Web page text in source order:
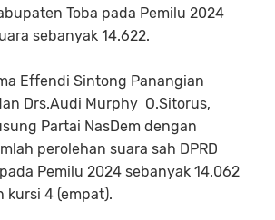
Toba pada Pemilu 2024
sebanyak 14.622.
Effendi Sintong Panangian
Drs.Audi Murphy O.Sitorus,
Partai NasDem dengan
perolehan suara sah DPRD
Pemilu 2024 sebanyak 14.062
kursi 4 (empat).